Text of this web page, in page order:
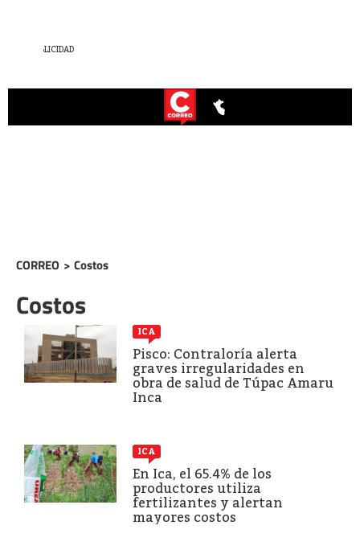
CORREO > Costos
Costos
ICA
Pisco: Contraloría alerta
graves irregularidades en
obra de salud de Túpac Amaru
Inca
ICA
En Ica, el 65.4% de los
productores utiliza
fertilizantes y alertan
mayores costos